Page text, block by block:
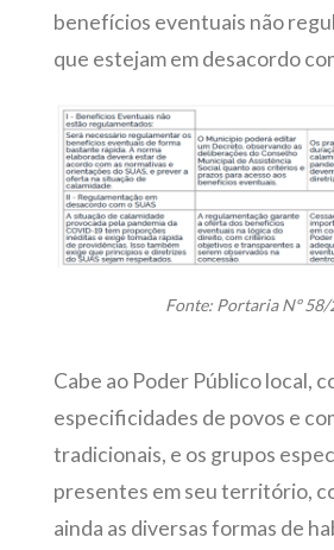
benefícios eventuais não
que estejam em desacordo
Fonte: Portaria Nº
Cabe ao Poder Público local,
especificidades de povos e
tradicionais, e os grupos
presentes em seu território,
ainda as diversas formas de